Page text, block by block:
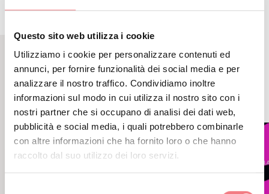
Questo sito web utilizza i cookie
Utilizziamo i cookie per personalizzare contenuti ed
annunci, per fornire funzionalità dei social media e per
analizzare il nostro traffico. Condividiamo inoltre
informazioni sul modo in cui utilizza il nostro sito con i
nostri partner che si occupano di analisi dei dati web,
pubblicità e social media, i quali potrebbero combinarle
con altre informazioni che ha fornito loro o che hanno
raccolto dal suo utilizzo dei loro servizi.
EVENTI CORRELATI
ALTRI EVENTI